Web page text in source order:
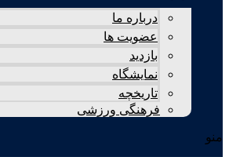
درباره ما
عضویت ها
بازدید
نمایشگاه
تاريخچه
فرهنگی ورزشی
منو